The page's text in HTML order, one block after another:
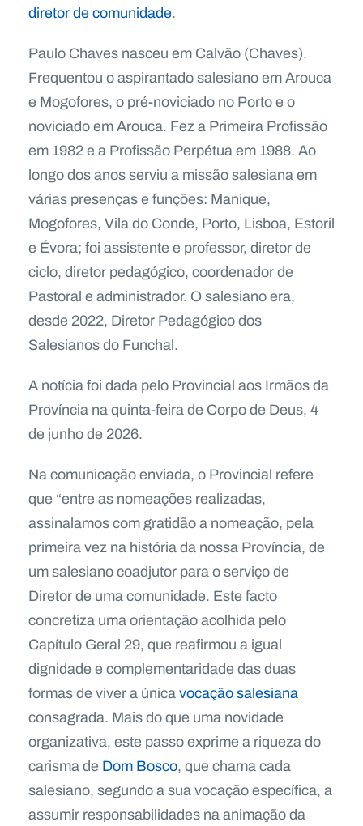
diretor de comunidade.
Paulo Chaves nasceu em Calvão (Chaves).
Frequentou o aspirantado salesiano em Arouca
e Mogofores, o pré-noviciado no Porto e o
noviciado em Arouca. Fez a Primeira Profissão
em 1982 e a Profissão Perpétua em 1988. Ao
longo dos anos serviu a missão salesiana em
várias presenças e funções: Manique,
Mogofores, Vila do Conde, Porto, Lisboa, Estoril
e Évora; foi assistente e professor, diretor de
ciclo, diretor pedagógico, coordenador de
Pastoral e administrador. O salesiano era,
desde 2022, Diretor Pedagógico dos
Salesianos do Funchal.
A notícia foi dada pelo Provincial aos Irmãos da
Província na quinta-feira de Corpo de Deus, 4
de junho de 2026.
Na comunicação enviada, o Provincial refere
que “entre as nomeações realizadas,
assinalamos com gratidão a nomeação, pela
primeira vez na história da nossa Província, de
um salesiano coadjutor para o serviço de
Diretor de uma comunidade. Este facto
concretiza uma orientação acolhida pelo
Capítulo Geral 29, que reafirmou a igual
dignidade e complementaridade das duas
formas de viver a únicavocação salesiana
consagrada. Mais do que uma novidade
organizativa, este passo exprime a riqueza do
carisma de Dom Bosco, que chama cada
salesiano, segundo a sua vocação específica, a
assumir responsabilidades na animação da